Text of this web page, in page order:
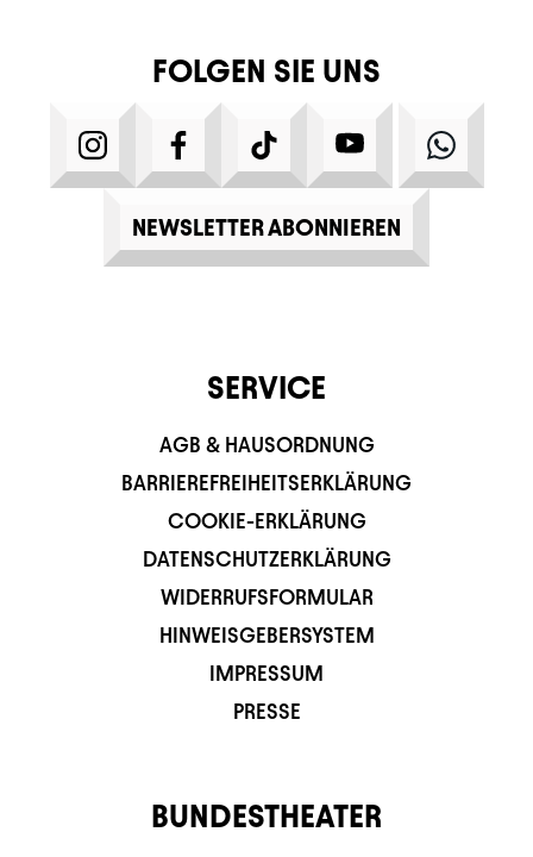
FOLGEN SIE UNS
INSTAGRAMFACEBOOKTIKTOK YOUTUBE
NEWSLETTER ABONNIEREN
SERVICE
AGB & HAUSORDNUNG
BARRIEREFREIHEITSERKLÄRUNG
COOKIE-ERKLÄRUNG
DATENSCHUTZERKLÄRUNG
WIDERRUFSFORMULAR
HINWEISGEBERSYSTEM
IMPRESSUM
PRESSE
BUNDESTHEATER